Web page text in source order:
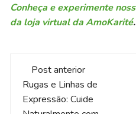
Conheça e experimente
da loja virtual da AmoKarité.
Navegação
de
Post anterior
Rugas e Linhas de
Expressão: Cuide